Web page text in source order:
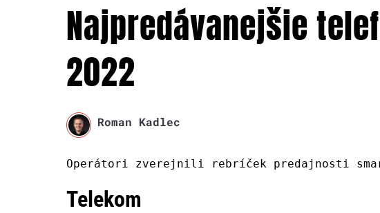
Najpredávanejšie
2022
Roman Kadlec
Operátori zverejnili rebríček predajnosti
Telekom